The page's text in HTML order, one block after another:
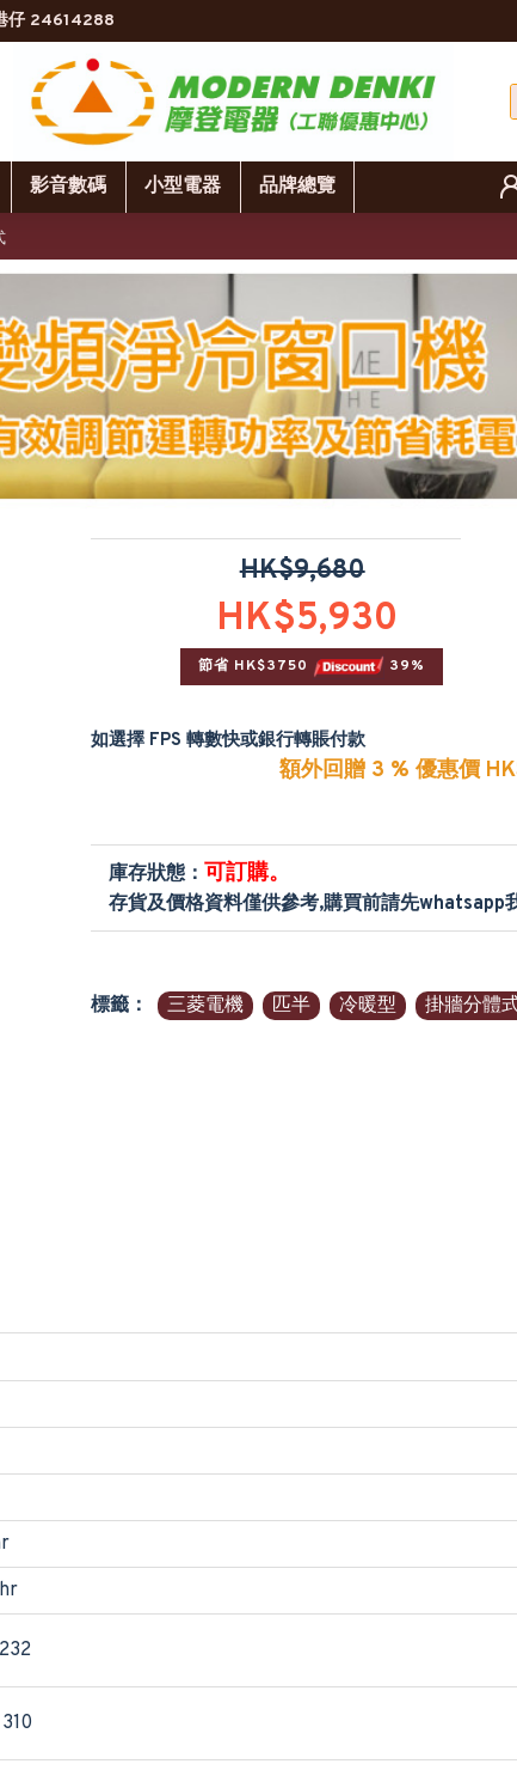
仔 24614288
影音數碼 小型電器 品牌總覽
HK$5,930
HK$9,680
節省 HK$3750 39%
如選擇 FPS 轉數快或銀行轉賬付款
額外回贈 3 % 優惠價
庫存狀態： 可訂購。
存貨及價格資料僅供參考,購買前請先whatsapp
標籤： 三菱電機 匹半 冷暖型 掛牆分體